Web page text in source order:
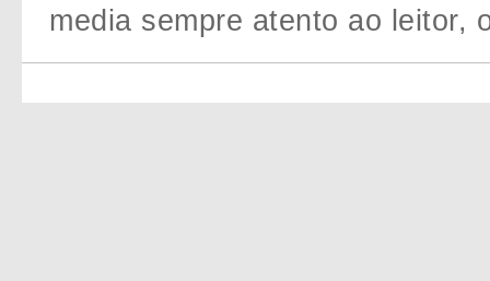
media sempre atento ao leitor,